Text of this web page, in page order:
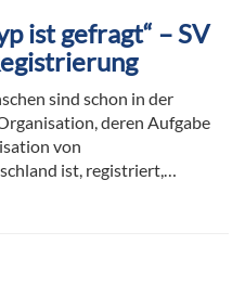
ist gefragt“ – SV
sind schon in der
deren Aufgabe
von
ist, registriert,…